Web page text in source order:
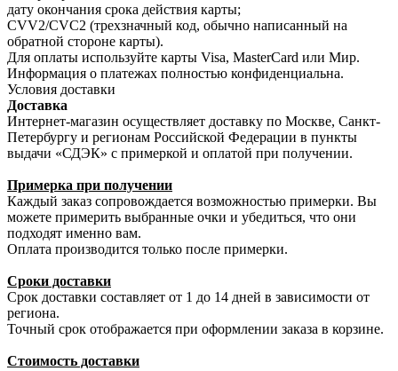
дату окончания срока действия карты;
CVV2/CVC2 (трехзначный код, обычно написанный на
обратной стороне карты).
Для оплаты используйте карты Visa, MasterCard или Мир.
Информация о платежах полностью конфиденциальна.
Условия доставки
Доставка
Интернет-магазин осуществляет доставку по Москве, Санкт-
Петербургу и регионам Российской Федерации в пункты
выдачи «СДЭК» с примеркой и оплатой при получении.
Примерка при получении
Каждый заказ сопровождается возможностью примерки. Вы
можете примерить выбранные очки и убедиться, что они
подходят именно вам.
Оплата производится только после примерки.
Сроки доставки
Срок доставки составляет от 1 до 14 дней в зависимости от
региона.
Точный срок отображается при оформлении заказа в корзине.
Стоимость доставки